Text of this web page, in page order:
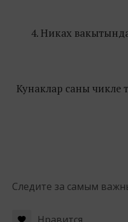
Никах
Кунаклар саны чикле
Следите за самым